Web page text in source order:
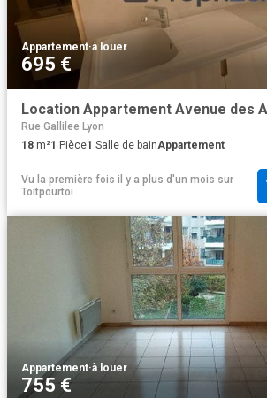
Appartement·à louer
695 €
Location Appartement Avenue des
Rue Gallilee Lyon
18 m²1 Pièce1 Salle de bainAppartement
Vu la première fois il y a plus d'un mois sur
Toitpourtoi
Appartement·à louer
755 €